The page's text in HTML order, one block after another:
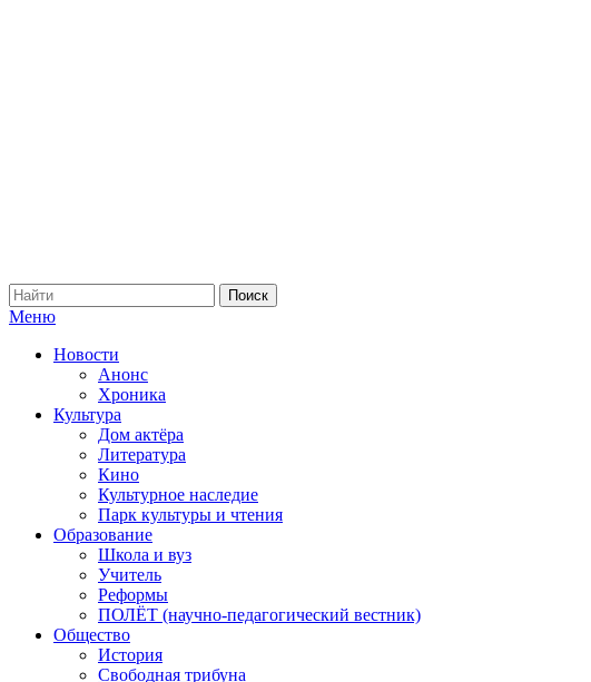
Меню
Новости
Анонс
Хроника
Культура
Дом актёра
Литература
Кино
Культурное наследие
Парк культуры и чтения
Образование
Школа и вуз
Учитель
Реформы
ПОЛЁТ (научно-педагогический вестник)
Общество
История
Свободная трибуна